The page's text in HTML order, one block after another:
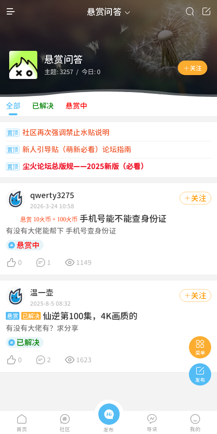
 悬赏问答  

 关注
悬赏问答
主题: 3257 / 今日: 0
全部 已解决 悬赏中
置顶 社区再次强调禁止水贴说明
置顶 新人引导贴（萌新必看）论坛指南
置顶 尘火论坛总版规——2025新版（必看）
 关注
qwerty3275
2026-3-24 10:58
手机号能不能查身份证
悬赏 10火币 + 100火币
有没有大佬能帮下 手机号查身份证
 悬赏中
 0  1  1149
 关注
温一壶
2025-8-5 08:32
悬赏 已解决 仙逆第100集，4K画质的
有没有大佬有？求分享
 已解决
 0  2  1623

菜单

发布

首页

社区

发布

导读

我的